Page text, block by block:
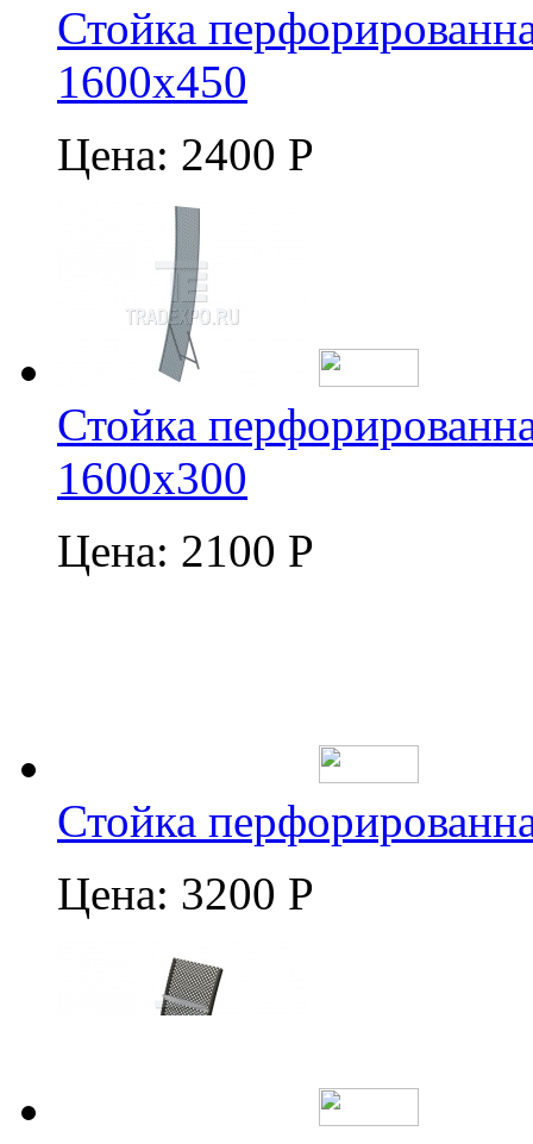
Стойка
1600х450
Цена: 2400 Р
Стойка
1600х300
Цена: 2100 Р
Стойка
Цена: 3200 Р